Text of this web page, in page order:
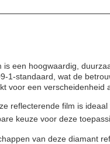
een hoogwaardig,
1-standaard, wat de
voor een verscheidenheid
reflecterende film is
keuze voor deze
van deze diamant